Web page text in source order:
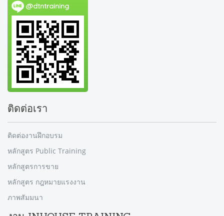
@dtntraining
ติดต่อเรา
ติดต่องานฝึกอบรม
หลักสูตร Public Training
หลักสูตรการขาย
หลักสูตร กฎหมายแรงงาน
ภาพสัมมนา